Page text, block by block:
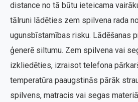
distance no tā būtu ieteicama
tālruni lādēties zem spilvena rada
ugunsbīstamības risku. Lādēšanas
ģenerē siltumu. Zem spilvena vai
izkliedēties, izraisot telefona
temperatūra paaugstinās pārāk
spilvens, matracis vai segas